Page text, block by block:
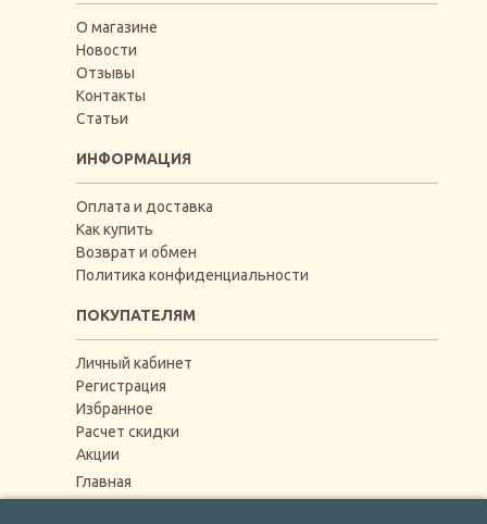
О магазине
Новости
Отзывы
Контакты
Статьи
ИНФОРМАЦИЯ
Оплата и доставка
Как купить
Возврат и обмен
Политика конфиденциальности
ПОКУПАТЕЛЯМ
Личный кабинет
Регистрация
Избранное
Расчет скидки
Акции
Главная